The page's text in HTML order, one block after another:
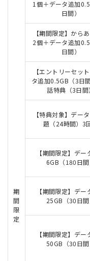
期
間
限
定
1個＋データ追加
日間）
【期間限定】から
2個＋データ追加
日間）
【エントリーセッ
タ追加0.5GB（3日
話特典（3日間
【特典対象】デー
題（24時間）3
【期間限定】デー
6GB（180日間
【期間限定】デー
25GB（30日間
【期間限定】デー
50GB（30日間